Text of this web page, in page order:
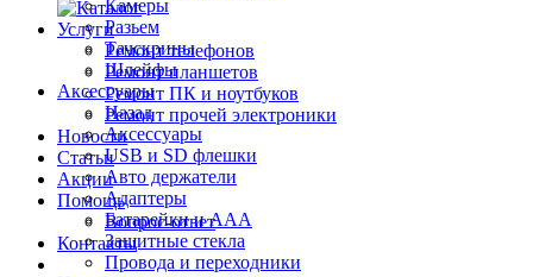
Услуги
Ремонт телефонов
Ремонт планшетов
Ремонт ПК и ноутбуков
Ремонт прочей электроники
Новости
Статьи
Акции
Помощь
Вопрос-ответ
Контакты
Камеры
Разьем
Тачскрины
Шлейфы
Аксессуары
Назад
Аксессуары
USB и SD флешки
Авто держатели
Адаптеры
Батарейки и ААА
Защитные стекла
Провода и переходники